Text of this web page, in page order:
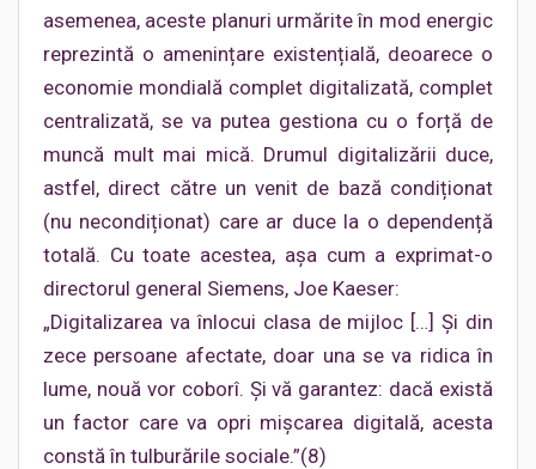
asemenea, aceste planuri urmărite în mod energic
reprezintă o amenințare existențială, deoarece o
economie mondială complet digitalizată, complet
centralizată, se va putea gestiona cu o forță de
muncă mult mai mică. Drumul digitalizării duce,
astfel, direct către un venit de bază condiționat
(nu necondiționat) care ar duce la o dependență
totală. Cu toate acestea, așa cum a exprimat-o
directorul general Siemens, Joe Kaeser:
„Digitalizarea va înlocui clasa de mijloc […] Și din
zece persoane afectate, doar una se va ridica în
lume, nouă vor coborî. Și vă garantez: dacă există
un factor care va opri mișcarea digitală, acesta
constă în tulburările sociale.”(8)